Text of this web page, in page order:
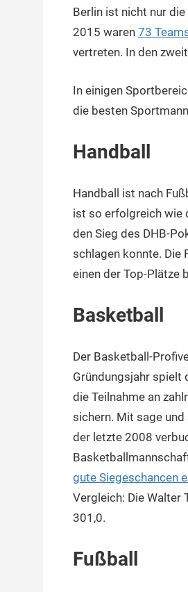
14.
Februar
2018
terminal-
y
Urbi
et
orbi
Berlin ist nicht nur
2015 waren 73
vertreten. In den
In einigen
die besten
Handball
Handball ist nach
ist so erfolgreich wie
den Sieg des DHB-
schlagen konnte. Die
einen der Top-Plätze
Basketball
Der Basketball-
Gründungsjahr spielt
die Teilnahme an
sichern. Mit sage
der letzte 2008
gute Siegeschancen
Vergleich: Die Walter
301,0.
Fußball